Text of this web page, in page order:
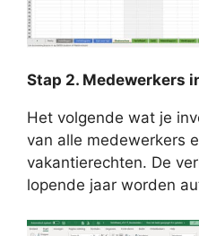
Stap 2. Medewerkers
Het volgende wat je
van alle medewerkers
vakantierechten. De
lopende jaar worden